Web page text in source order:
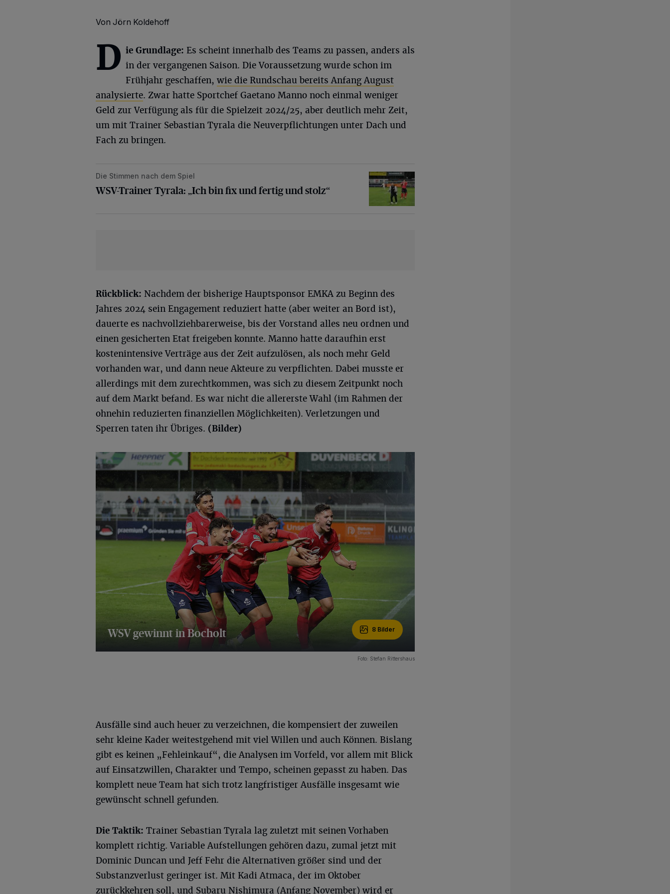
Von Jörn Koldehoff
D ie Grundlage: Es scheint innerhalb des Teams zu passen, anders als
in der vergangenen Saison. Die Voraussetzung wurde schon im
Frühjahr geschaffen, wie die Rundschau bereits Anfang August
analysierte. Zwar hatte Sportchef Gaetano Manno noch einmal weniger
Geld zur Verfügung als für die Spielzeit 2024/25, aber deutlich mehr Zeit,
um mit Trainer Sebastian Tyrala die Neuverpflichtungen unter Dach und
Fach zu bringen.
WSV-Trainer Tyrala: „Ich bin fix und fertig und stolz“
Die Stimmen nach dem Spiel
WSV-Trainer Tyrala: „Ich bin fix und fertig und stolz“
Rückblick: Nachdem der bisherige Hauptsponsor EMKA zu Beginn des
Jahres 2024 sein Engagement reduziert hatte (aber weiter an Bord ist),
dauerte es nachvollziehbarerweise, bis der Vorstand alles neu ordnen und
einen gesicherten Etat freigeben konnte. Manno hatte daraufhin erst
kostenintensive Verträge aus der Zeit aufzulösen, als noch mehr Geld
vorhanden war, und dann neue Akteure zu verpflichten. Dabei musste er
allerdings mit dem zurechtkommen, was sich zu diesem Zeitpunkt noch
auf dem Markt befand. Es war nicht die allererste Wahl (im Rahmen der
ohnehin reduzierten finanziellen Möglichkeiten). Verletzungen und
Sperren taten ihr Übriges. (Bilder)
WSV gewinnt in Bocholt 8 Bilder
Foto: Stefan Rittershaus
Ausfälle sind auch heuer zu verzeichnen, die kompensiert der zuweilen
sehr kleine Kader weitestgehend mit viel Willen und auch Können. Bislang
gibt es keinen „Fehleinkauf“, die Analysen im Vorfeld, vor allem mit Blick
auf Einsatzwillen, Charakter und Tempo, scheinen gepasst zu haben. Das
komplett neue Team hat sich trotz langfristiger Ausfälle insgesamt wie
gewünscht schnell gefunden.
Die Taktik: Trainer Sebastian Tyrala lag zuletzt mit seinen Vorhaben
komplett richtig. Variable Aufstellungen gehören dazu, zumal jetzt mit
Dominic Duncan und Jeff Fehr die Alternativen größer sind und der
Substanzverlust geringer ist. Mit Kadi Atmaca, der im Oktober
zurückkehren soll, und Subaru Nishimura (Anfang November) wird er